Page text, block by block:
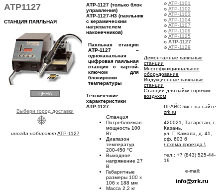
АТР1127
СТАНЦИЯ ПАЯЛЬНАЯ
ЦЕНА
Выбери город доставки
иногда набирают ATP-1127
АТР-1127 (только блок
управления)
АТР-1127-Н3 (паяльник
с керамическим
нагревателем
наконечников)
Паяльная станция
АТР-1127 –
одноканальная
цифровая паяльная
станция с картой-
ключом для
блокировки
температуры
Технические
характеристики
АТР-1127
Станция
Потребляемая
мощность 100
Вт
Диапазон
температур
200-450 °С
Выходное
напряжение 27
В
Габаритные
размеры 100 х
106 х 188 мм
Масса 2,2 кг
АТР-1101
АТР-1102
АТР-1103
АТР-1104
АТР-1107
АТР-1109
АТР-1125
АТР-1127
АТР-1129
Демонтажные паяльные
станции
Многофункциональное
оборудование
Индукционные паяльные
станции
Станции для пайки горячим
воздухом
ПРАЙС-лист на сайте
zrk.ru
420021, Татарстан, г.
Казань,
ул. Г. Камала, д. 41,
оф. 603 б
\ схема проезда \
тел.: +7 (843) 525-44-
19
e-mail: